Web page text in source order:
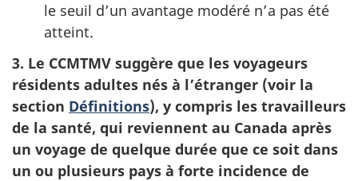
le seuil d’un avantage modéré n’a pas été
atteint.
3. Le CCMTMV suggère que les voyageurs
résidents adultes nés à l’étranger (voir la
section Définitions), y compris les travailleurs
de la santé, qui reviennent au Canada après
un voyage de quelque durée que ce soit dans
un ou plusieurs pays à forte incidence de